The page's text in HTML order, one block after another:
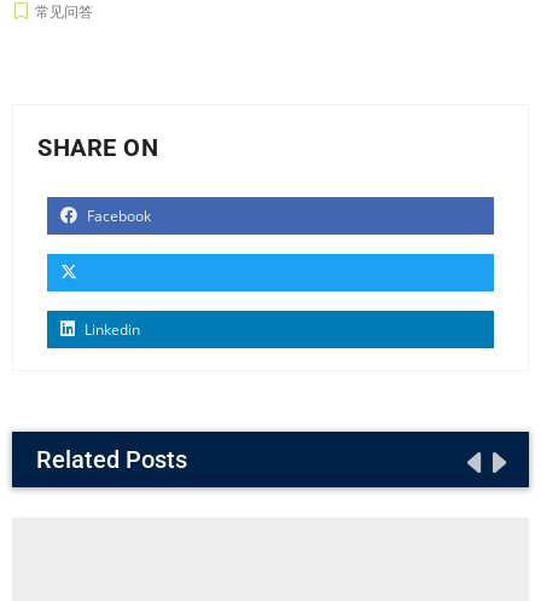
常见问答
SHARE ON
Facebook
Linkedin
Related Posts